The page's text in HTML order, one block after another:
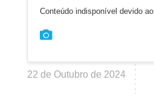
Conteúdo indisponível devido
22 de Outubro de 2024